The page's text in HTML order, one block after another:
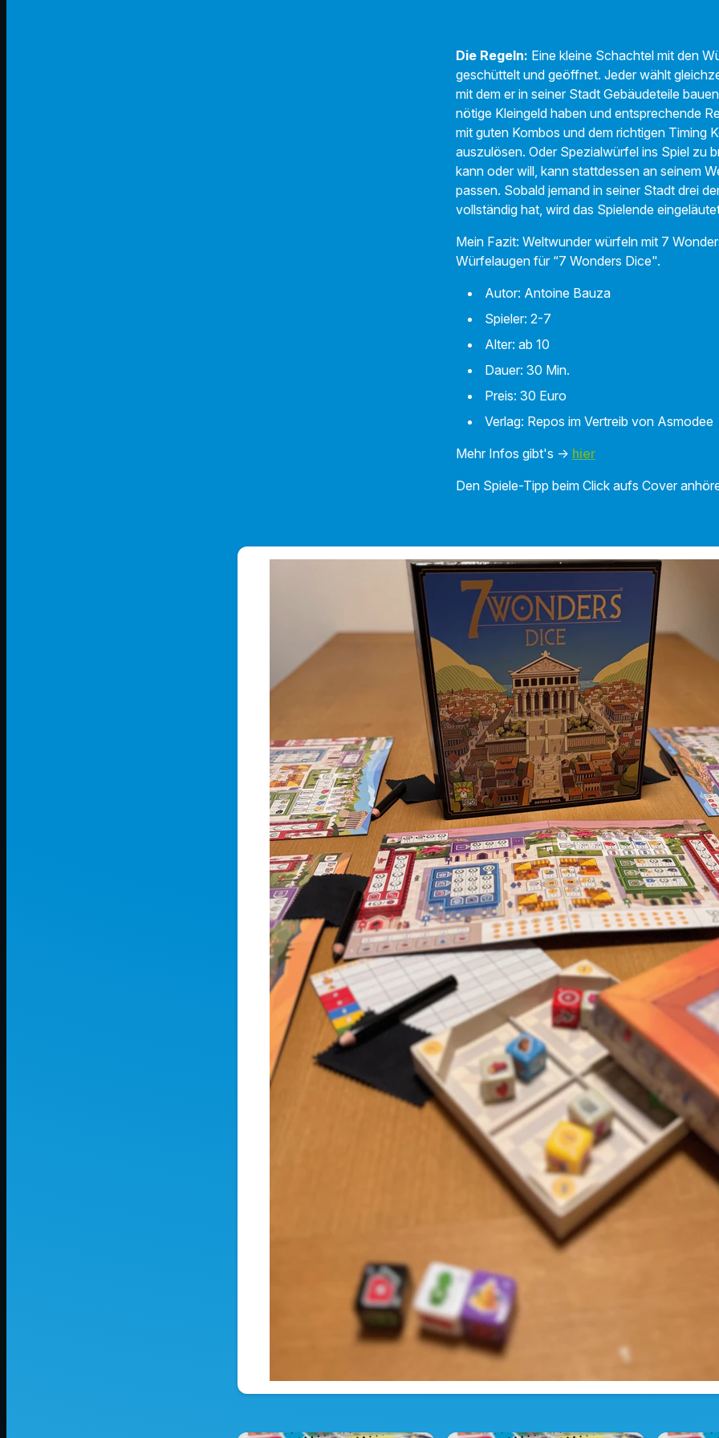
Die Regeln: Eine kleine Schachtel mit den
geschüttelt und geöffnet. Jeder wählt
mit dem er in seiner Stadt Gebäudeteile
nötige Kleingeld haben und entsprechende
mit guten Kombos und dem richtigen Timing
auszulösen. Oder Spezialwürfel ins Spiel zu
kann oder will, kann stattdessen an seinem
passen. Sobald jemand in seiner Stadt drei
vollständig hat, wird das Spielende
Mein Fazit: Weltwunder würfeln mit 7
Würfelaugen für “7 Wonders Dice".
Autor: Antoine Bauza
Spieler: 2-7
Alter: ab 10
Dauer: 30 Min.
Preis: 30 Euro
Verlag: Repos im Vertreib von Asmodee
Mehr Infos gibt's -> hier
Den Spiele-Tipp beim Click aufs Cover